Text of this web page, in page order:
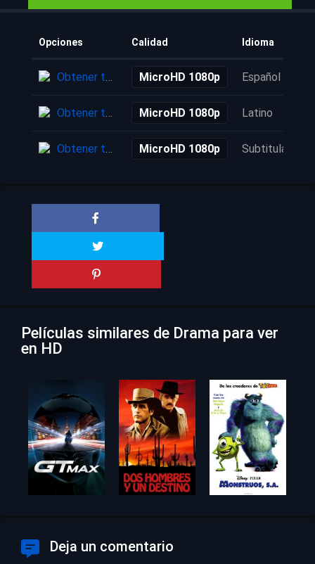
Opciones Calidad Idioma
Obtener torrent MicroHD 1080p Español
Obtener torrent MicroHD 1080p Latino
Obtener torrent MicroHD 1080p Subtitulada
Películas similares de Drama para ver
en HD
Deja un comentario